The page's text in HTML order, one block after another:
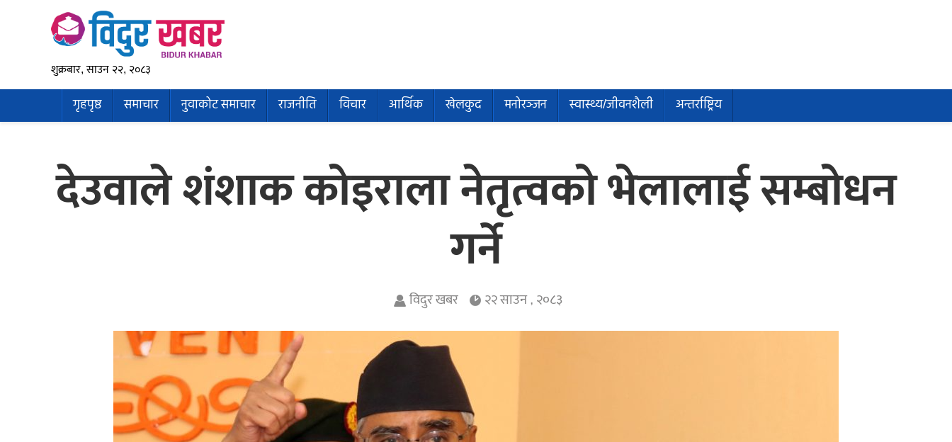
शुक्रबार, साउन २२, २०८३
गृहपृष्ठ समाचार नुवाकोट समाचार राजनीति विचार आर्थिक खेलकुद मनोरञ्जन स्वास्थ्य/जीवनशैली अन्तर्राष्ट्रिय
देउवाले शंशाक कोइराला नेतृत्वको भेलालाई सम्बोधन
गर्ने
विदुर खबर २२ साउन , २०८३